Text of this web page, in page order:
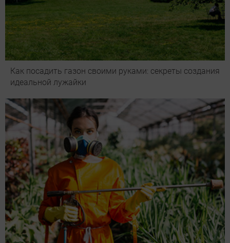
Как посадить газон своими руками: секреты создания
идеальной лужайки